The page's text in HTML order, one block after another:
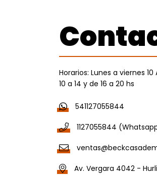
Horarios: Lunes a viernes
10 a 14 y de 16 a 20 hs
541127055844
1127055844
Av. Vergara 4042 -